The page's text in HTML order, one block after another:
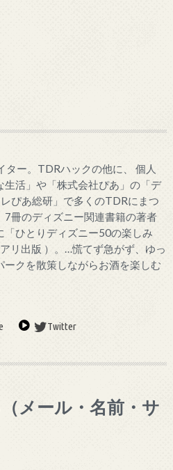
ター。TDRハックの他に、 個人
生活」や「株式会社ぴあ」の「デ
ぴあ総研」で多くのTDRにまつ
7冊のディズニー関連書籍の著者
「ひとりディズニー50の楽しみ
リ出版 ）。…慌てず急がず、ゆっ
ークを散策しながらお酒を楽しむ
Twitter
メール・名前・サ